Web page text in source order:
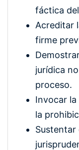
fáctica
Acreditar
firme
jurídica
proceso.
Invocar
la
Sustentar